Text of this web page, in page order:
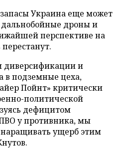
Украина еще может
дальнобойные дроны и
перспективе на
диверсификации и
в подземные цеха,
Пойнт» критически
политической
дефицитом
у противника, мы
ущерб этим